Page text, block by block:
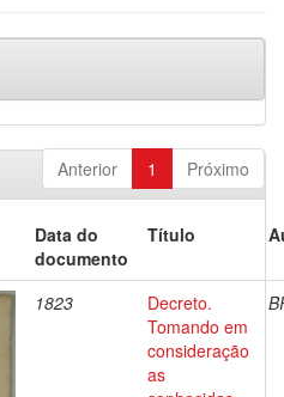
Anterior 1 Próximo
Data do
documento
Título
1823
Decreto.
Tomando em
consideração
as